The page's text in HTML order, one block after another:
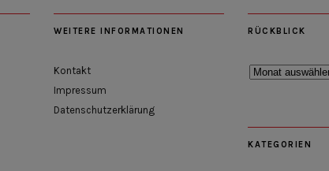
WEITERE INFORMATIONEN
Kontakt
Impressum
Datenschutzerklärung
RÜCKBLICK
Rückblick
KATEGORIEN